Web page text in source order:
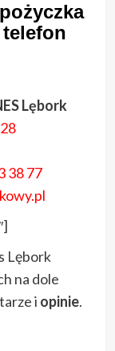
Lębork
38 77
Lębork
na dole
i opinie.